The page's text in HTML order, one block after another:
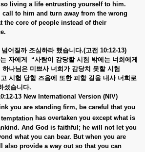
living a life entrusting yourself to him.
to him and turn away from the wrong
the core of people instead of their
넘어질까 조심하라 했습니다.(고전 10:12-13)
자에게 “사람이 감당할 시험 밖에는 너희에게
하나님은 미쁘사 너희가 감당치 못할 시험
시험 당할 즈음에 또한 피할 길을 내사 너희로
셨습니다.
13 New International Version (NIV)
you are standing firm, be careful that you
temptation has overtaken you except what is
And God is faithful; he will not let you
what you can bear. But when you are
also provide a way out so that you can